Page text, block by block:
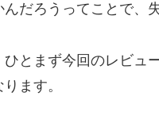
だろうってことで、
ひとまず今回のレビュ
ます。